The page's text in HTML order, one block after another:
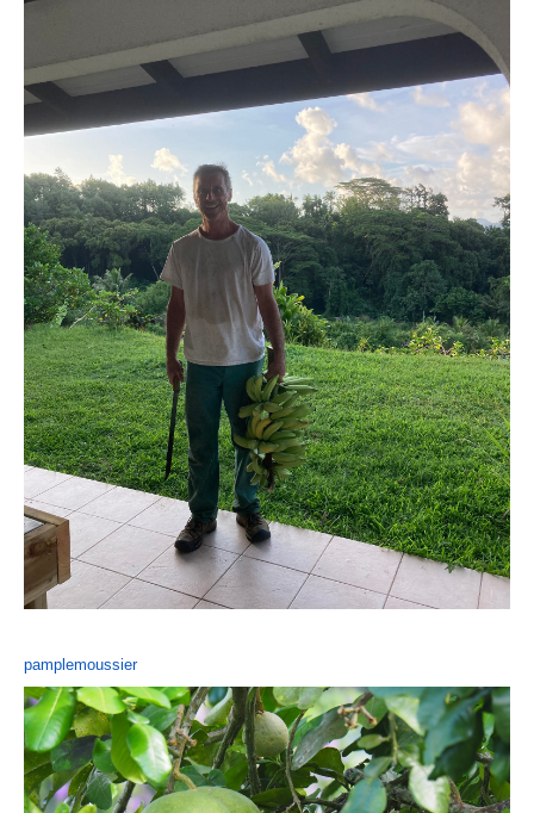
pamplemoussier